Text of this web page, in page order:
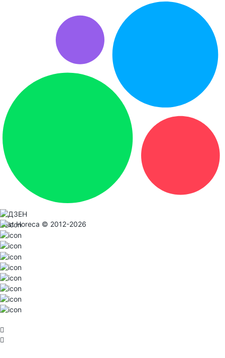
Fast Horeca © 2012-2026